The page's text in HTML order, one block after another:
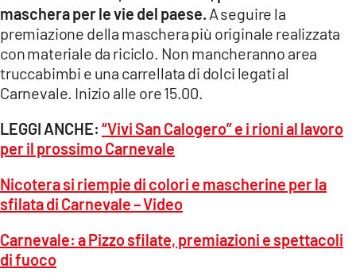
maschera per le vie del paese. A seguire la
premiazione della maschera più originale realizzata
con materiale da riciclo. Non mancheranno area
truccabimbi e una carrellata di dolci legati al
Carnevale. Inizio alle ore 15.00.
LEGGI ANCHE: “Vivi San Calogero” e i rioni al lavoro
per il prossimo Carnevale
Nicotera si riempie di colori e mascherine per la
sfilata di Carnevale – Video
Carnevale: a Pizzo sfilate, premiazioni e spettacoli
di fuoco